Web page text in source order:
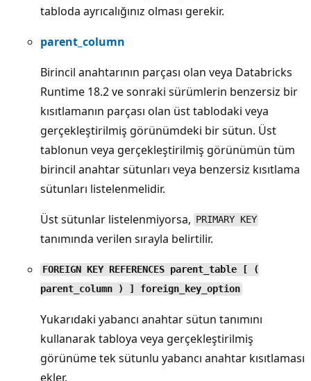
tabloda ayrıcalığınız olması gerekir.
parent_column
Birincil anahtarının parçası olan veya Databricks
Runtime 18.2 ve sonraki sürümlerin benzersiz bir
kısıtlamanın parçası olan üst tablodaki veya
gerçekleştirilmiş görünümdeki bir sütun. Üst
tablonun veya gerçekleştirilmiş görünümün tüm
birincil anahtar sütunları veya benzersiz kısıtlama
sütunları listelenmelidir.
Üst sütunlar listelenmiyorsa, PRIMARY KEY
tanımında verilen sırayla belirtilir.
FOREIGN KEY REFERENCES parent_table [ (
parent_column ) ] foreign_key_option
Yukarıdaki yabancı anahtar sütun tanımını
kullanarak tabloya veya gerçekleştirilmiş
görünüme tek sütunlu yabancı anahtar kısıtlaması
ekler.